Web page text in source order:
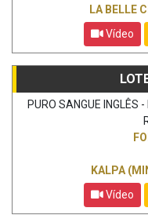
LA BELLE
Vídeo
PURO SANGUE
KALPA
Vídeo